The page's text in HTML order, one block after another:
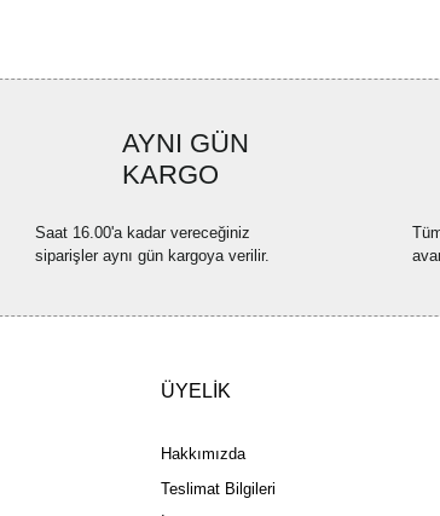
AYNI GÜN
KARGO
Saat 16.00'a kadar vereceğiniz
siparişler aynı gün kargoya verilir.
ÜYELİK
Hakkımızda
Teslimat Bilgileri